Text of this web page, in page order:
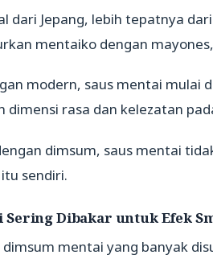
dari Jepang, lebih tepatnya
mentaiko dengan
modern, saus mentai mulai
dimensi rasa dan kelezatan
dimsum, saus mentai
sendiri.
Sering Dibakar untuk Efek
dimsum mentai yang banyak